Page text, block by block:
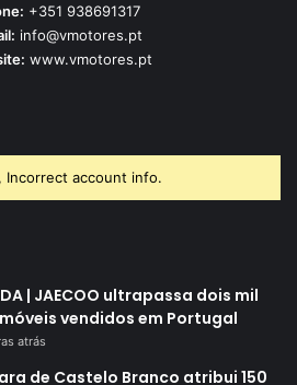
+351 938691317
info@vmotores.pt
www.vmotores.pt
Incorrect account info.
| JAECOO ultrapassa dois mil
vendidos em Portugal
atrás
de Castelo Branco atribui 150